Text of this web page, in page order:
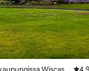
5, 114 arvostelua